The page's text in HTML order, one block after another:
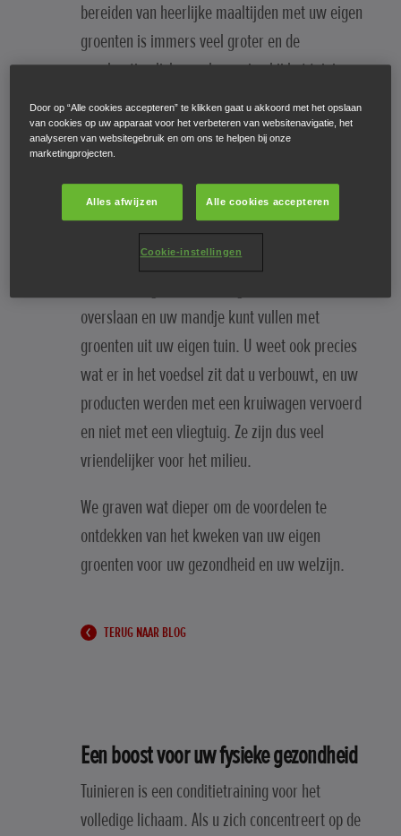
bereiden van heerlijke maaltijden met uw eigen
groenten is immers veel groter en de
regelmatige lichaamsbeweging bij het tuinieren
levert ook voordelen op. De aanzienlijke troeven
voor uw geestelijke gezondheid door het werken
in de open lucht en door het genieten van het
bloeien van uw eigen groenten zijn misschien wel
de allerbelangrijkste.
Bij uw wekelijkse boodschappen bespaart u geld
overslaan en uw mandje kunt vullen met
groenten uit uw eigen tuin. U weet ook precies
wat er in het voedsel zit dat u verbouwt, en uw
producten werden met een kruiwagen vervoerd
en niet met een vliegtuig. Ze zijn dus veel
vriendelijker voor het milieu.
We graven wat dieper om de voordelen te
ontdekken van het kweken van uw eigen
groenten voor uw gezondheid en uw welzijn.
TERUG NAAR BLOG
Een boost voor uw fysieke gezondheid
Tuinieren is een conditietraining voor het
volledige lichaam. Als u zich concentreert op de
Door op “Alle cookies accepteren” te klikken gaat u akkoord met het opslaan
van cookies op uw apparaat voor het verbeteren van websitenavigatie, het
analyseren van websitegebruik en om ons te helpen bij onze
marketingprojecten.
Alles afwijzen Alle cookies accepteren
Cookie-instellingen